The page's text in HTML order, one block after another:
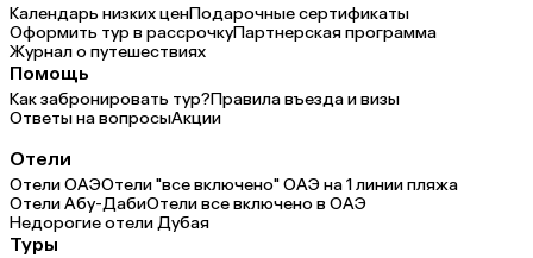
Календарь низких ценПодарочные сертификаты
Оформить тур в рассрочкуПартнерская программа
Журнал о путешествиях
Помощь
Как забронировать тур?Правила въезда и визы
Ответы на вопросыАкции
Отели
Отели ОАЭОтели "все включено" ОАЭ на 1 линии пляжа
Отели Абу-ДабиОтели все включено в ОАЭ
Недорогие отели Дубая
Туры